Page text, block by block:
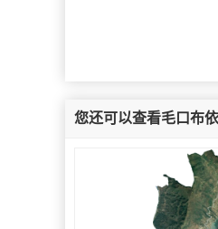
您还可以查看毛口布